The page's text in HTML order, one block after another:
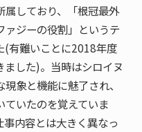
属しており、「根冠最外
ァジーの役割」というテ
(有難いことに2018年度
した)。当時はシロイヌ
象と機能に魅了され、
いたのを覚えていま
内容とは大きく異なっ